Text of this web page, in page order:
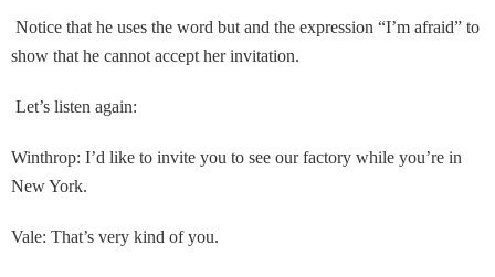
Notice that he uses the word but and the expression “I’m afraid” to
show that he cannot accept her invitation.
Let’s listen again:
Winthrop: I’d like to invite you to see our factory while you’re in
New York.
Vale: That’s very kind of you.